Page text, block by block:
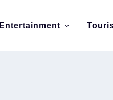
Entertainment